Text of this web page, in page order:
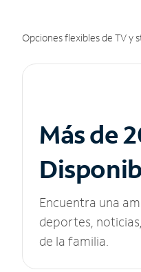
Opciones flexibles de TV y
Más de
Encuentra una
deportes,
de la familia.